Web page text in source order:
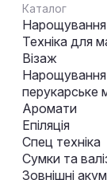
Каталог
Нарощування
Техніка для
Візаж
Нарощування
перукарське
Аромати
Епіляція
Спец техніка
Сумки та
Зовнішні